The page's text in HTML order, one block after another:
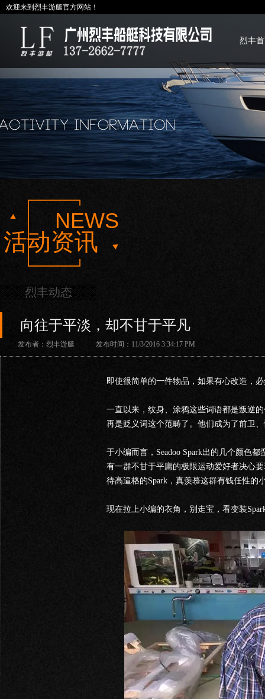
欢迎来到烈丰游艇官方网站！
烈丰
NEWS
活动资讯
烈丰动态
向往于平淡，却不甘于平凡
发布者：烈丰游艇 发布时间：11/3/2016 3:34:17 PM
即使很简单的一件物品，如果有心改造，
一直以来，纹身、涂鸦这些词语都是叛逆
再是贬义词这个范畴了。他们成为了前卫
于小编而言，Seadoo Spark出的几个颜色
有一群不甘于平庸的极限运动爱好者决心
待高逼格的Spark，真羡慕这群有钱任性的
现在拉上小编的衣角，别走宝，看变装